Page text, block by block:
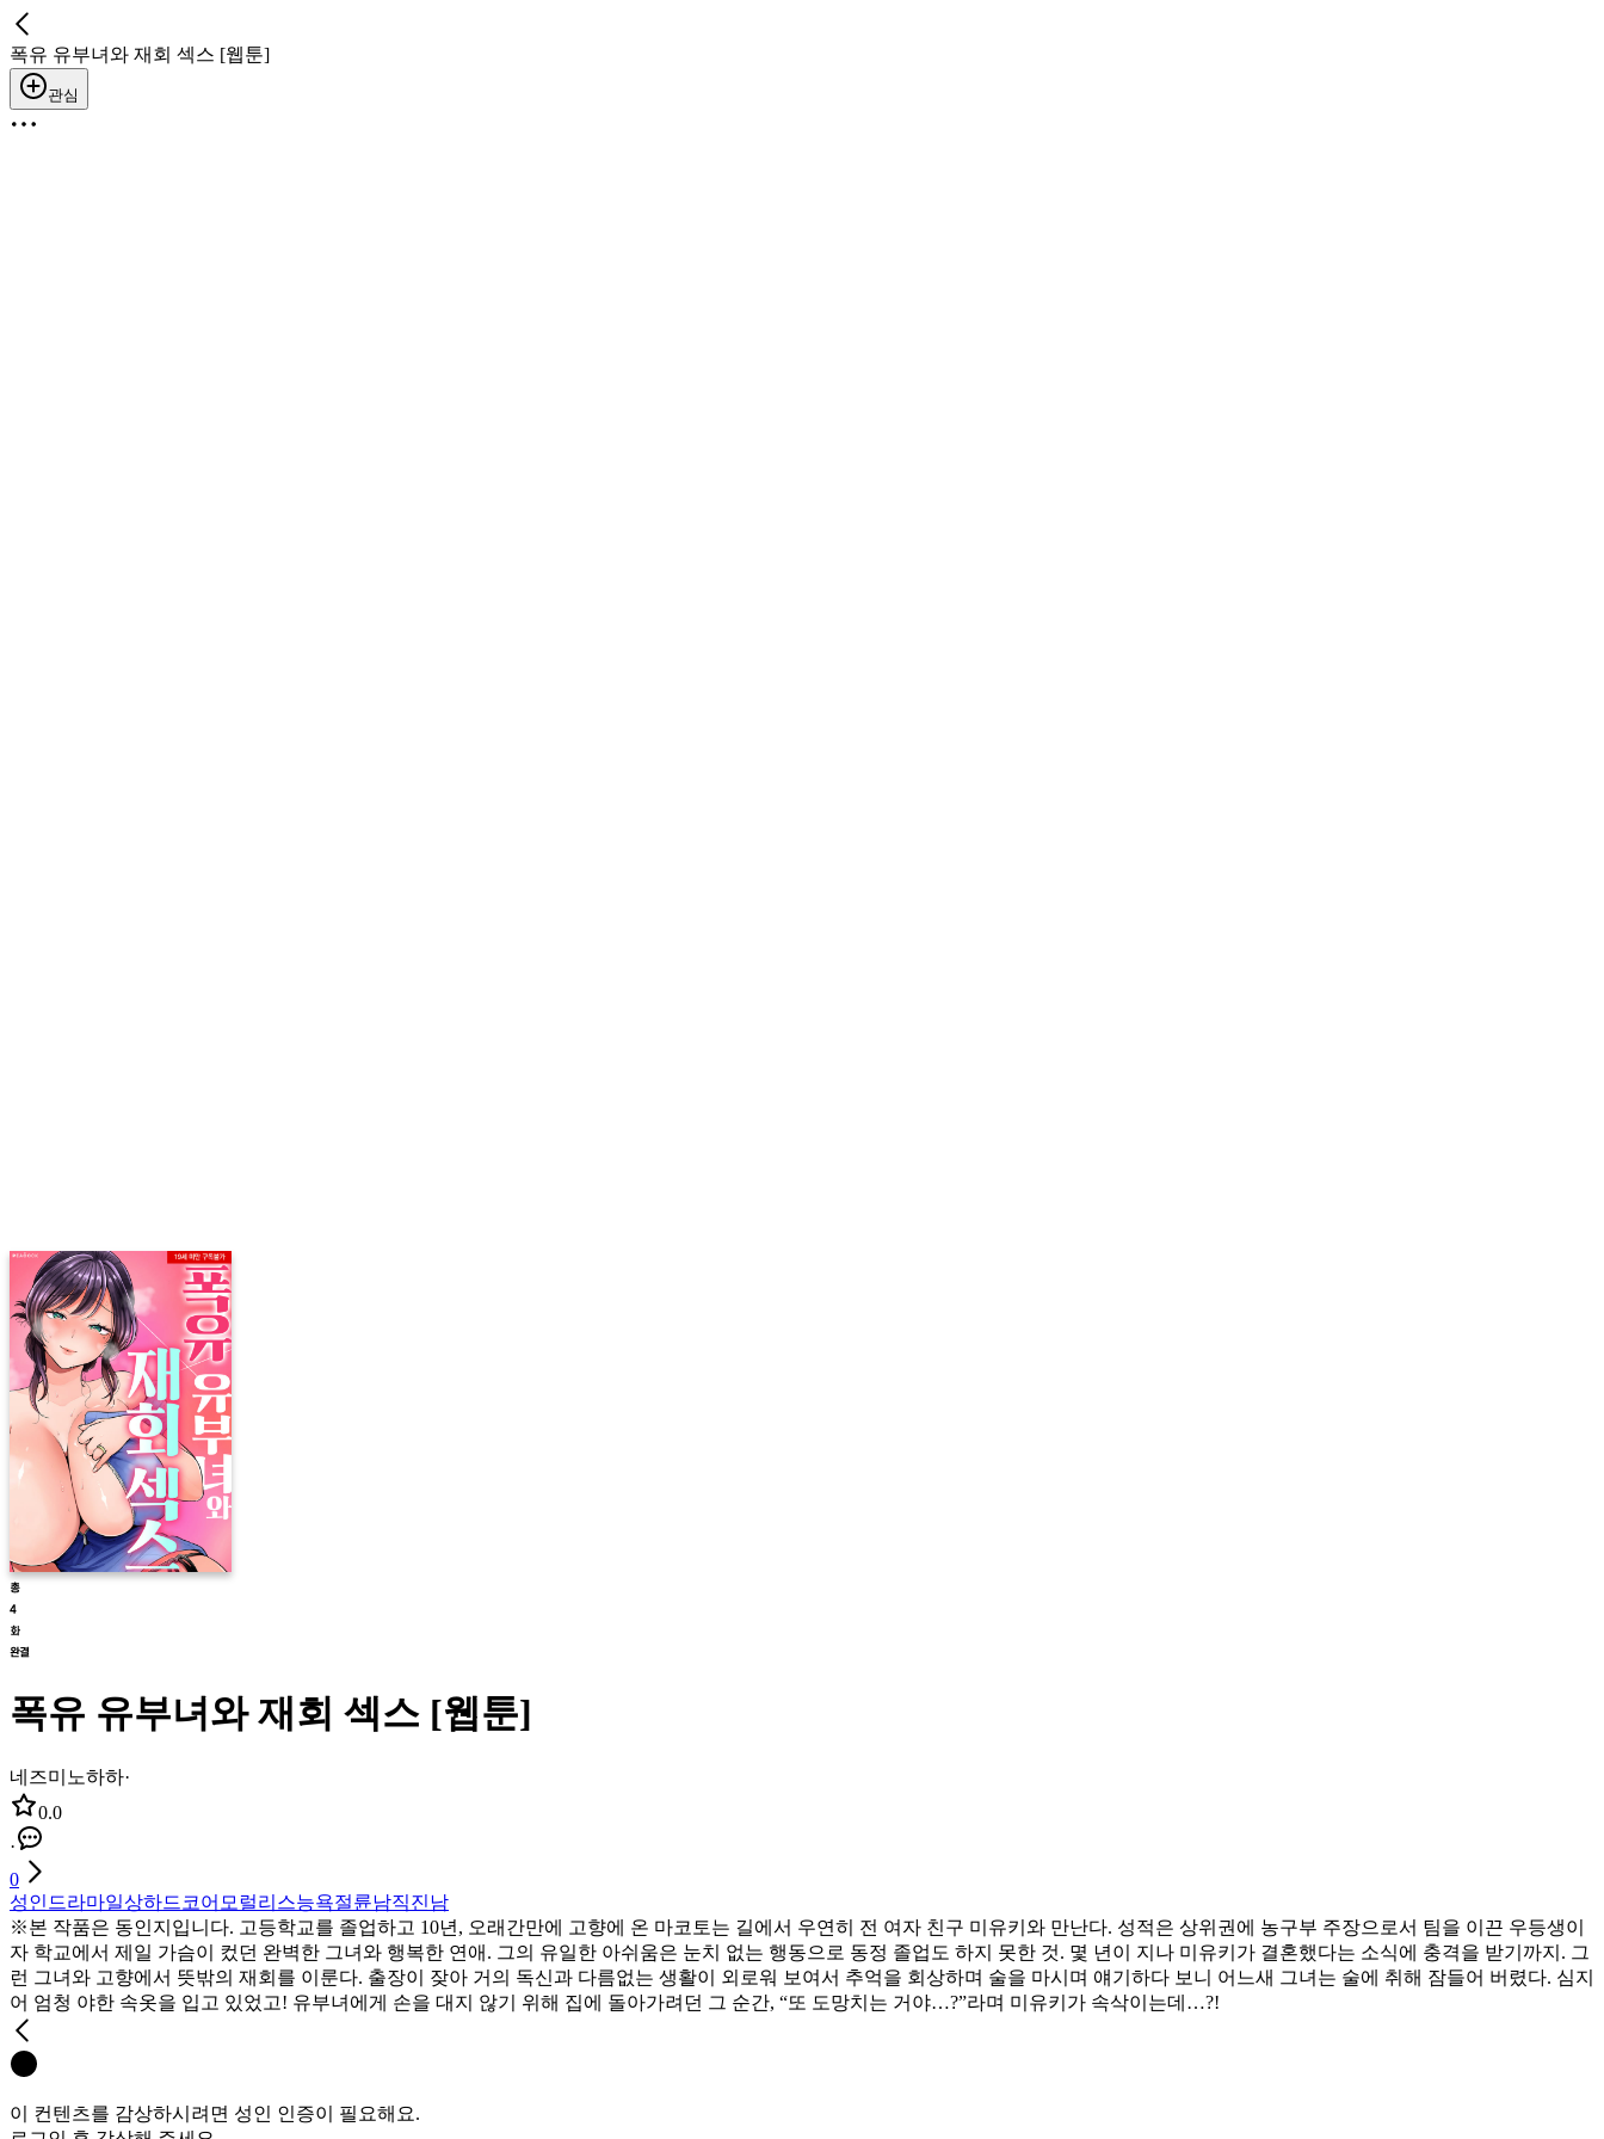
폭유 유부녀와 재회 섹스 [웹툰]
관심
폭유 유부녀와 재회 섹스 [웹툰]
네즈미노하하·
0.0
·
0
성인드라마일상하드코어 모럴리스능욕절륜남직진남
※본 작품은 동인지입니다. 고등학교를 졸업하고 10년, 오래간만에 고향에 온 마코토는 길에서 우연히 전 여자 친구 미유키와 만난다. 성적은 상위권에 농구부 주장으로서 팀을 이끈 우등생이
자 학교에서 제일 가슴이 컸던 완벽한 그녀와 행복한 연애. 그의 유일한 아쉬움은 눈치 없는 행동으로 동정 졸업도 하지 못한 것. 몇 년이 지나 미유키가 결혼했다는 소식에 충격을 받기까지. 그
런 그녀와 고향에서 뜻밖의 재회를 이룬다. 출장이 잦아 거의 독신과 다름없는 생활이 외로워 보여서 추억을 회상하며 술을 마시며 얘기하다 보니 어느새 그녀는 술에 취해 잠들어 버렸다. 심지
어 엄청 야한 속옷을 입고 있었고! 유부녀에게 손을 대지 않기 위해 집에 돌아가려던 그 순간, “또 도망치는 거야…?”라며 미유키가 속삭이는데…?!
이 컨텐츠를 감상하시려면 성인 인증이 필요해요.